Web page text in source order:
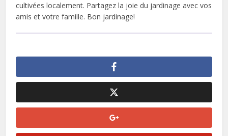
cultivées localement. Partagez la joie du jardinage avec vos
amis et votre famille. Bon jardinage!